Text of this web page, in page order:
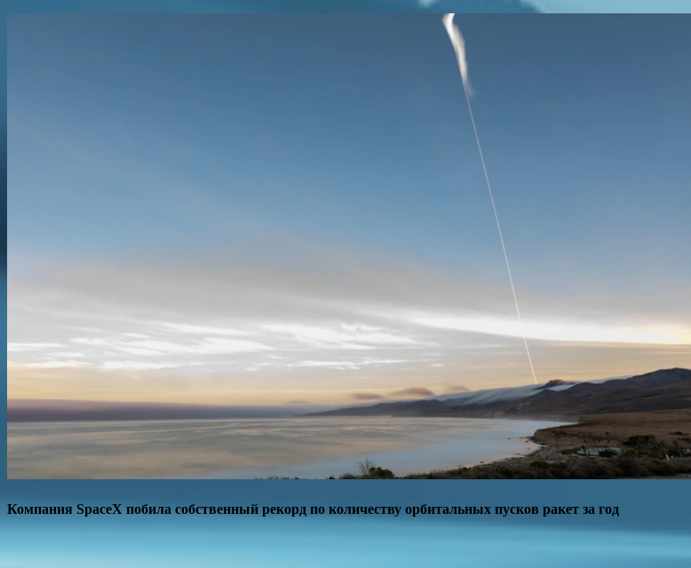
Компания SpaceX побила собственный рекорд по количеству орбитальных пусков ракет за год